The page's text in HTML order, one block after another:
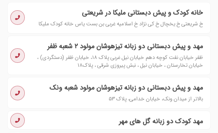
خانه کودک و پیش دبستانی ملیکا در شریعتی
خ شریعتی خ یخچال خ کی نژاد خ اسلامیه غربی بن بست یاس خانه کودک ملیکا
مهد و پیش دبستانی دو زبانه تیزهوشان مولود ۲ شعبه ظفر
ظفر خیابان نفت کوچه دهم خیابان نیل غربی پلاک ۱۸، خیابان ظفر (دستگردی) ،
خیابان تخارستان ، خیابان نیل ، نبش پیروزی شرقی ، پلاک۱۸
مهد و پیش دبستانی دو زبانه تیزهوشان مولود شعبه ونک
بالاتر از میدان ونک، خیابان خدامی، پلاک ۵۳
مهد کودک دو زبانه گل‌ های مهر